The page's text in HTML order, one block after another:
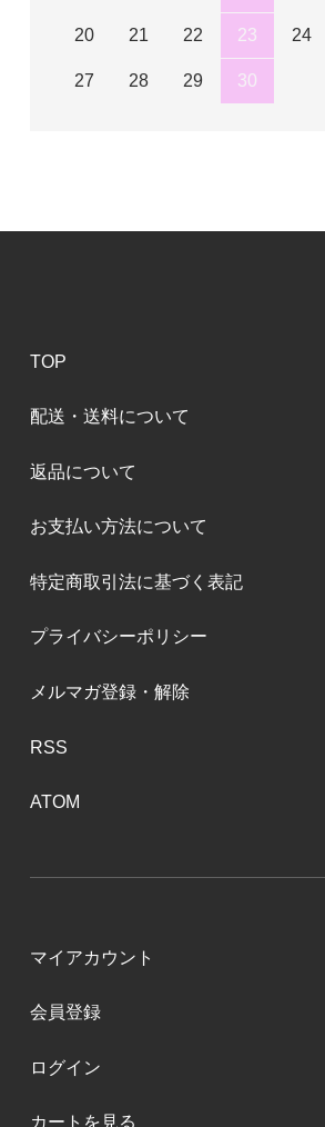
20 21 22 23 24
27 28 29 30
TOP
配送・送料について
返品について
お支払い方法について
特定商取引法に基づく表記
プライバシーポリシー
メルマガ登録・解除
RSS
ATOM
マイアカウント
会員登録
ログイン
カートを見る